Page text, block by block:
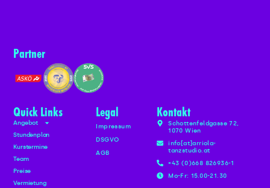
Partner
Quick Links
Angebot
Stundenplan
Kurstermine
Team
Preise
Vermietung
Legal
Impressum
DSGVO
AGB
Kontakt
Schottenfeldgasse 72,
1070 Wien
info[at]arriola-
tanzstudio.at
+43 (0)668 826936-1
Mo-Fr: 15.00-21.30